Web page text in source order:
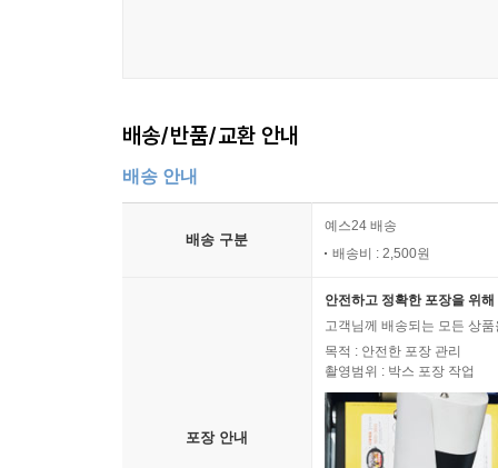
기획특집│김인수 시인의 詩가 있는 인산편지 38
153 지금, 당신도 꿀잠을 잡니까?
기획특집│김병중 시인의 해학시 [강남에 삿갓 쓰고
기획특집│김경숙 시인의 워싱턴 특파원 보고 21
기획특집│윤여택 시인의 LA 특파원 보고 18
배송/반품/교환 안내
배송 안내
배송 구분
예스24 배송
배송비 : 2,500원
포장 안내
안전하고 정확한 포장을 위
고객님께 배송되는 모든 상
목적 : 안전한 포장 관리
촬영범위 : 박스 포장 작업